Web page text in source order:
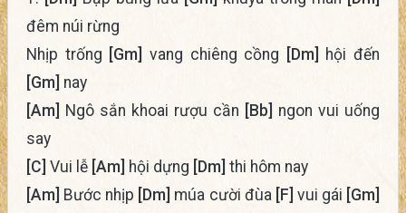
đêm núi rừng
Nhịp trống
[Gm] vang chiêng cồng [Dm]
hội đến
[Gm] nay
[Am]
Ngô sắn khoai rượu cần [Bb]
ngon vui uống
say
[C] Vui lễ [Am] hội dựng [Dm] thi hôm nay
[Am] Bước nhịp [Dm] múa cười đùa [F] vui gái [Gm]